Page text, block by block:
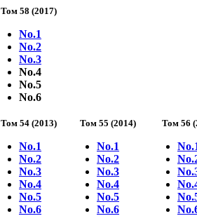
Том 58 (2017)
No.1
No.2
No.3
No.4
No.5
No.6
Том 54 (2013)
No.1
No.2
No.3
No.4
No.5
No.6
Том 55 (2014)
No.1
No.2
No.3
No.4
No.5
No.6
Том 56